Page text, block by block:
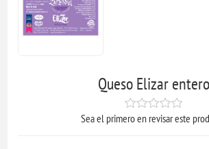
Queso Elizar entero
Sea el primero en revisar este